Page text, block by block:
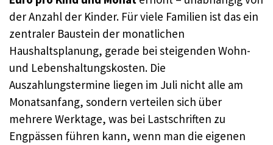
der Anzahl der Kinder. Für viele Familien ist das ein
zentraler Baustein der monatlichen
Haushaltsplanung, gerade bei steigenden Wohn-
und Lebenshaltungskosten. Die
Auszahlungstermine liegen im Juli nicht alle am
Monatsanfang, sondern verteilen sich über
mehrere Werktage, was bei Lastschriften zu
Engpässen führen kann, wenn man die eigenen